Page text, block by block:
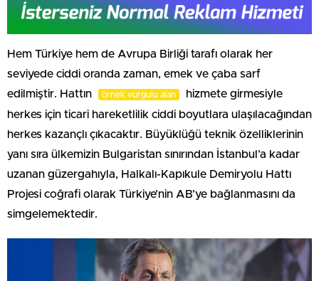
Hem Türkiye hem de Avrupa Birliği tarafı olarak her
seviyede ciddi oranda zaman, emek ve çaba sarf
edilmiştir. Hattın
örnek vurgulu alan
hizmete girmesiyle
herkes için ticari hareketlilik ciddi boyutlara ulaşılacağından
herkes kazançlı çıkacaktır. Büyüklüğü teknik özelliklerinin
yanı sıra ülkemizin Bulgaristan sınırından İstanbul’a kadar
uzanan güzergahıyla, Halkalı-Kapıkule Demiryolu Hattı
Projesi coğrafi olarak Türkiye’nin AB’ye bağlanmasını da
simgelemektedir.